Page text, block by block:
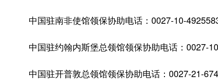
中国驻南非使馆领保协助电话：0027-10-
中国驻约翰内斯堡总领馆领保协助电话：0027-
中国驻开普敦总领馆领保协助电话：0027-21-